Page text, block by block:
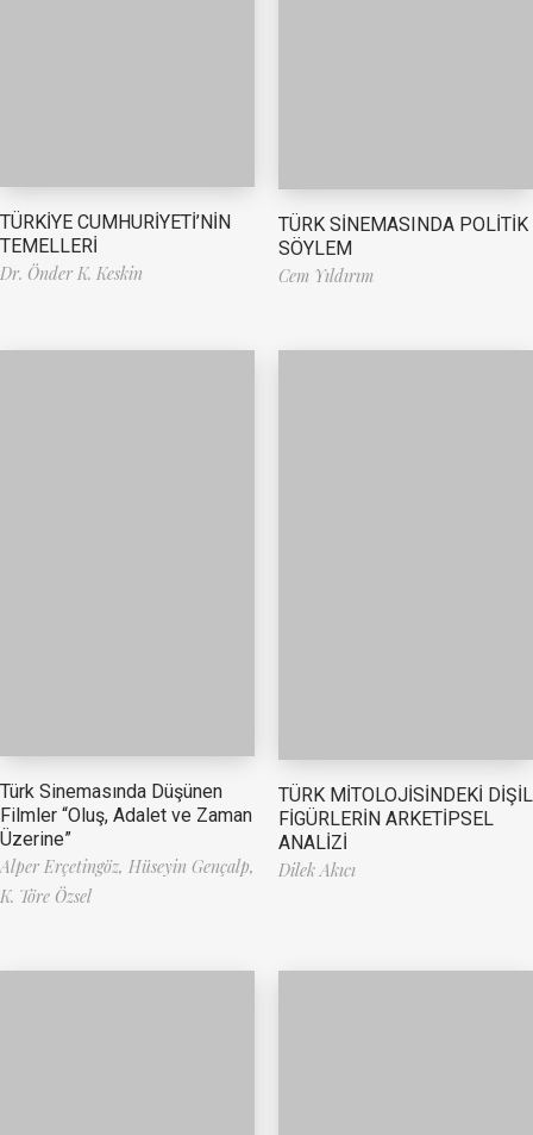
TÜRKİYE CUMHURİYETİ’NİN
TEMELLERİ
Dr. Önder K. Keskin
TÜRK SİNEMASINDA POLİTİK
SÖYLEM
Cem Yıldırım
Türk Sinemasında Düşünen
Filmler “Oluş, Adalet ve Zaman
Üzerine”
Alper Erçetingöz, Hüseyin Gençalp,
K. Töre Özsel
TÜRK MİTOLOJİSİNDEKİ DİŞİL
FİGÜRLERİN ARKETİPSEL
ANALİZİ
Dilek Akıcı